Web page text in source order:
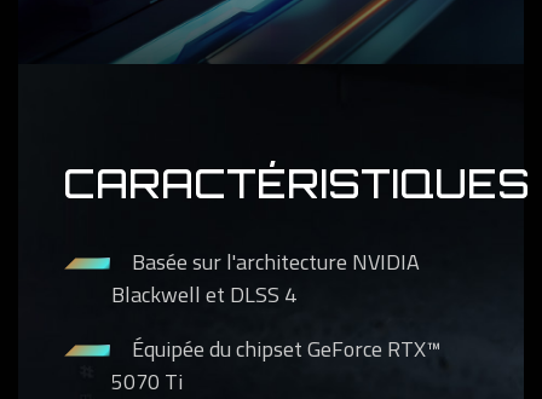
CARACTÉRISTIQUES
Basée sur l'architecture NVIDIA
Blackwell et DLSS 4
Équipée du chipset GeForce RTX™
5070 Ti